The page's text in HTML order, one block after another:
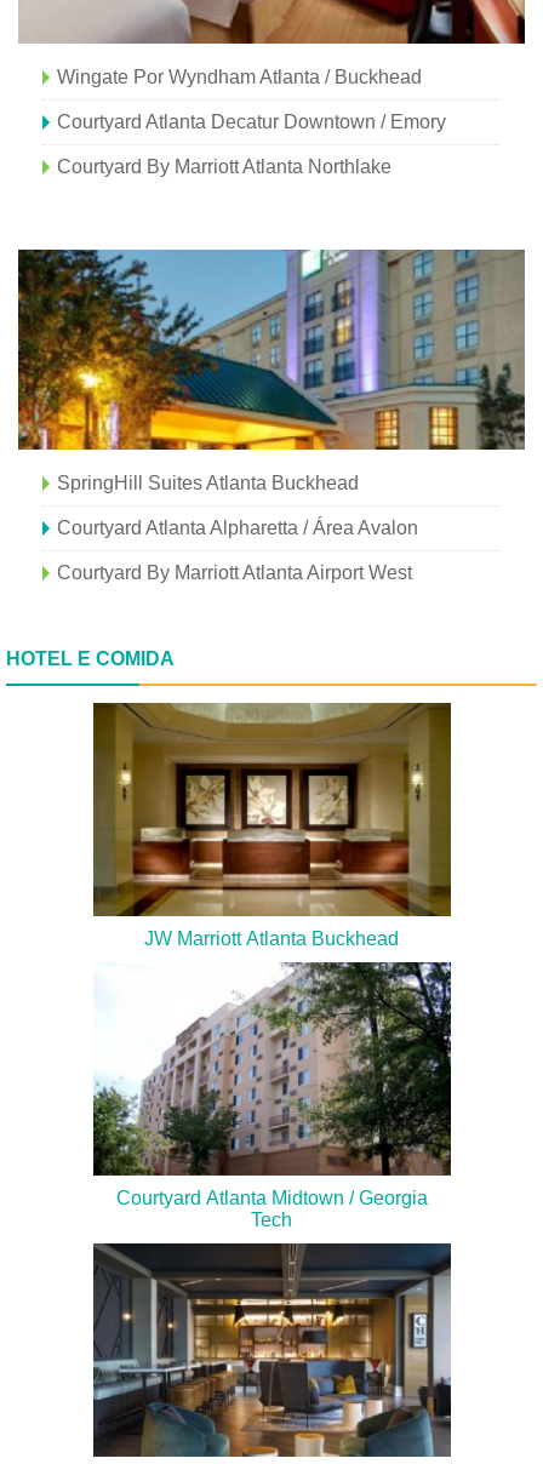
Wingate Por Wyndham Atlanta / Buckhead
Courtyard Atlanta Decatur Downtown / Emory
Courtyard By Marriott Atlanta Northlake
SpringHill Suites Atlanta Buckhead
Courtyard Atlanta Alpharetta / Área Avalon
Courtyard By Marriott Atlanta Airport West
HOTEL E COMIDA
JW Marriott Atlanta Buckhead
Courtyard Atlanta Midtown / Georgia
Tech